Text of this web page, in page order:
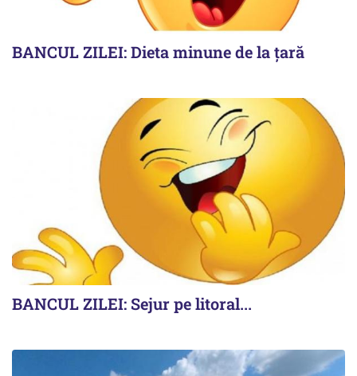
BANCUL ZILEI: Dieta minune de la țară
BANCUL ZILEI: Sejur pe litoral...